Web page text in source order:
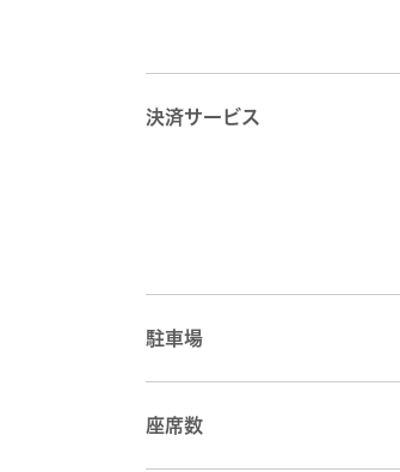
決済サービス
駐車場
座席数